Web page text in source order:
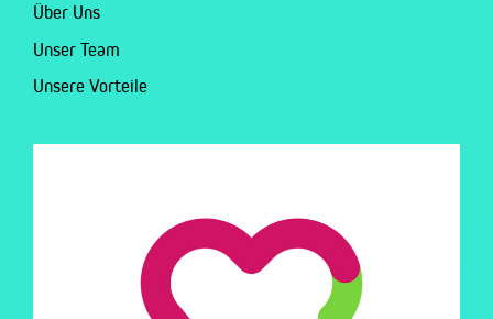
Über Uns
Unser Team
Unsere Vorteile